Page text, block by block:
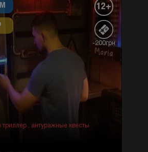
12+
-200грн
триллер , антуражные квесты